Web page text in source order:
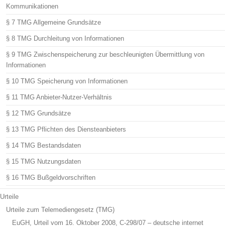
Kommunikationen
§ 7 TMG Allgemeine Grundsätze
§ 8 TMG Durchleitung von Informationen
§ 9 TMG Zwischenspeicherung zur beschleunigten Übermittlung von
Informationen
§ 10 TMG Speicherung von Informationen
§ 11 TMG Anbieter-Nutzer-Verhältnis
§ 12 TMG Grundsätze
§ 13 TMG Pflichten des Diensteanbieters
§ 14 TMG Bestandsdaten
§ 15 TMG Nutzungsdaten
§ 16 TMG Bußgeldvorschriften
Urteile
Urteile zum Telemediengesetz (TMG)
EuGH, Urteil vom 16. Oktober 2008, C-298/07 – deutsche internet